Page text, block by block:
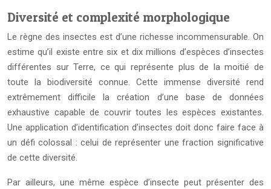
Diversité et complexité morphologique
Le règne des insectes est d’une richesse incommensurable. On
estime qu’il existe entre six et dix millions d’espèces d’insectes
différentes sur Terre, ce qui représente plus de la moitié de
toute la biodiversité connue. Cette immense diversité rend
extrêmement difficile la création d’une base de données
exhaustive capable de couvrir toutes les espèces existantes.
Une application d’identification d’insectes doit donc faire face à
un défi colossal : celui de représenter une fraction significative
de cette diversité.
Par ailleurs, une même espèce d’insecte peut présenter des